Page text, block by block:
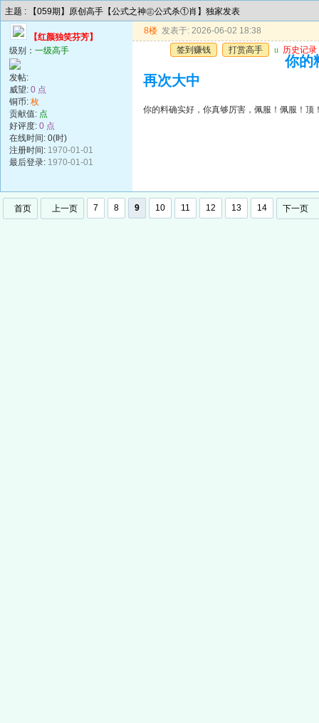
主题 : 【059期】原创高手【公式之神㊣公式杀①肖】独家发表
【红颜独笑芬芳】
级别： 一级高手
发帖:
威望: 0 点
铜币: 枚
贡献值: 点
好评度: 0 点
在线时间: 0(时)
注册时间: 1970-01-01
最后登录: 1970-01-01
8楼 发表于: 2026-06-02 18:38
签到赚钱
打赏高手 u 历史记录
你的
再次大中
你的料确实好，你真够厉害，佩服！佩服！顶
首页 上一页 7 8 9 10 11 12 13 14 下一页